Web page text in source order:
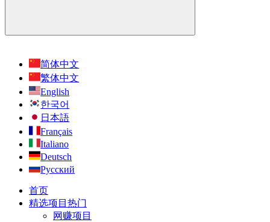
简体中文
繁体中文
English
한국어
日本語
Français
Italiano
Deutsch
Русский
首页
精选项目 热门
网赚项目